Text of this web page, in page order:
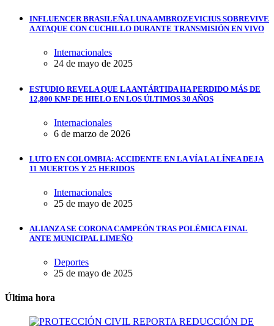
INFLUENCER BRASILEÑA LUNA AMBROZEVICIUS SOBREVIVE
A ATAQUE CON CUCHILLO DURANTE TRANSMISIÓN EN VIVO
Internacionales
24 de mayo de 2025
ESTUDIO REVELA QUE LA ANTÁRTIDA HA PERDIDO MÁS DE
12,800 KM² DE HIELO EN LOS ÚLTIMOS 30 AÑOS
Internacionales
6 de marzo de 2026
LUTO EN COLOMBIA: ACCIDENTE EN LA VÍA LA LÍNEA DEJA
11 MUERTOS Y 25 HERIDOS
Internacionales
25 de mayo de 2025
ALIANZA SE CORONA CAMPEÓN TRAS POLÉMICA FINAL
ANTE MUNICIPAL LIMEÑO
Deportes
25 de mayo de 2025
Última hora